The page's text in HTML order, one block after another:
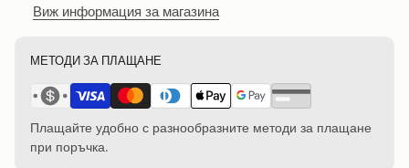
Виж информация за магазина
МЕТОДИ ЗА ПЛАЩАНЕ
Плащайте удобно с разнообразните методи за плащане
при поръчка.